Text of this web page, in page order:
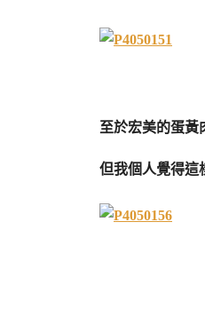
至於宏美的蛋黃
但我個人覺得這